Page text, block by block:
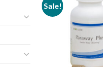
Sale!